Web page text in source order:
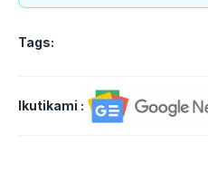
Tags:
Ikutikami :